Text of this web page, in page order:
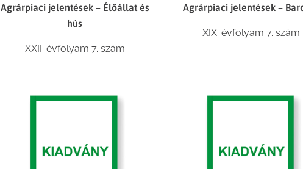
Agrárpiaci jelentések – Élőállat és
hús
XXII. évfolyam 7. szám
Agrárpiaci jelentések –
XIX. évfolyam 7. szám